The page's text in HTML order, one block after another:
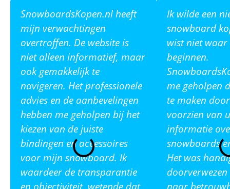
SnowboardsKopen.nl heeft
mijn verwachtingen
overtroffen. De website is
niet alleen informatief, maar
ook gemakkelijk te
navigeren. Het professionele
advies en de aanbevelingen
hebben me geholpen bij het
kiezen van de juiste
bindingen en accessoires
voor mijn snowboard. Ik
waardeer de transparantie
Ik wilde een
snowboard
wist niet waar
beginnen.
me geholpen
te maken
voorzien van
informatie
snowboards
Het was